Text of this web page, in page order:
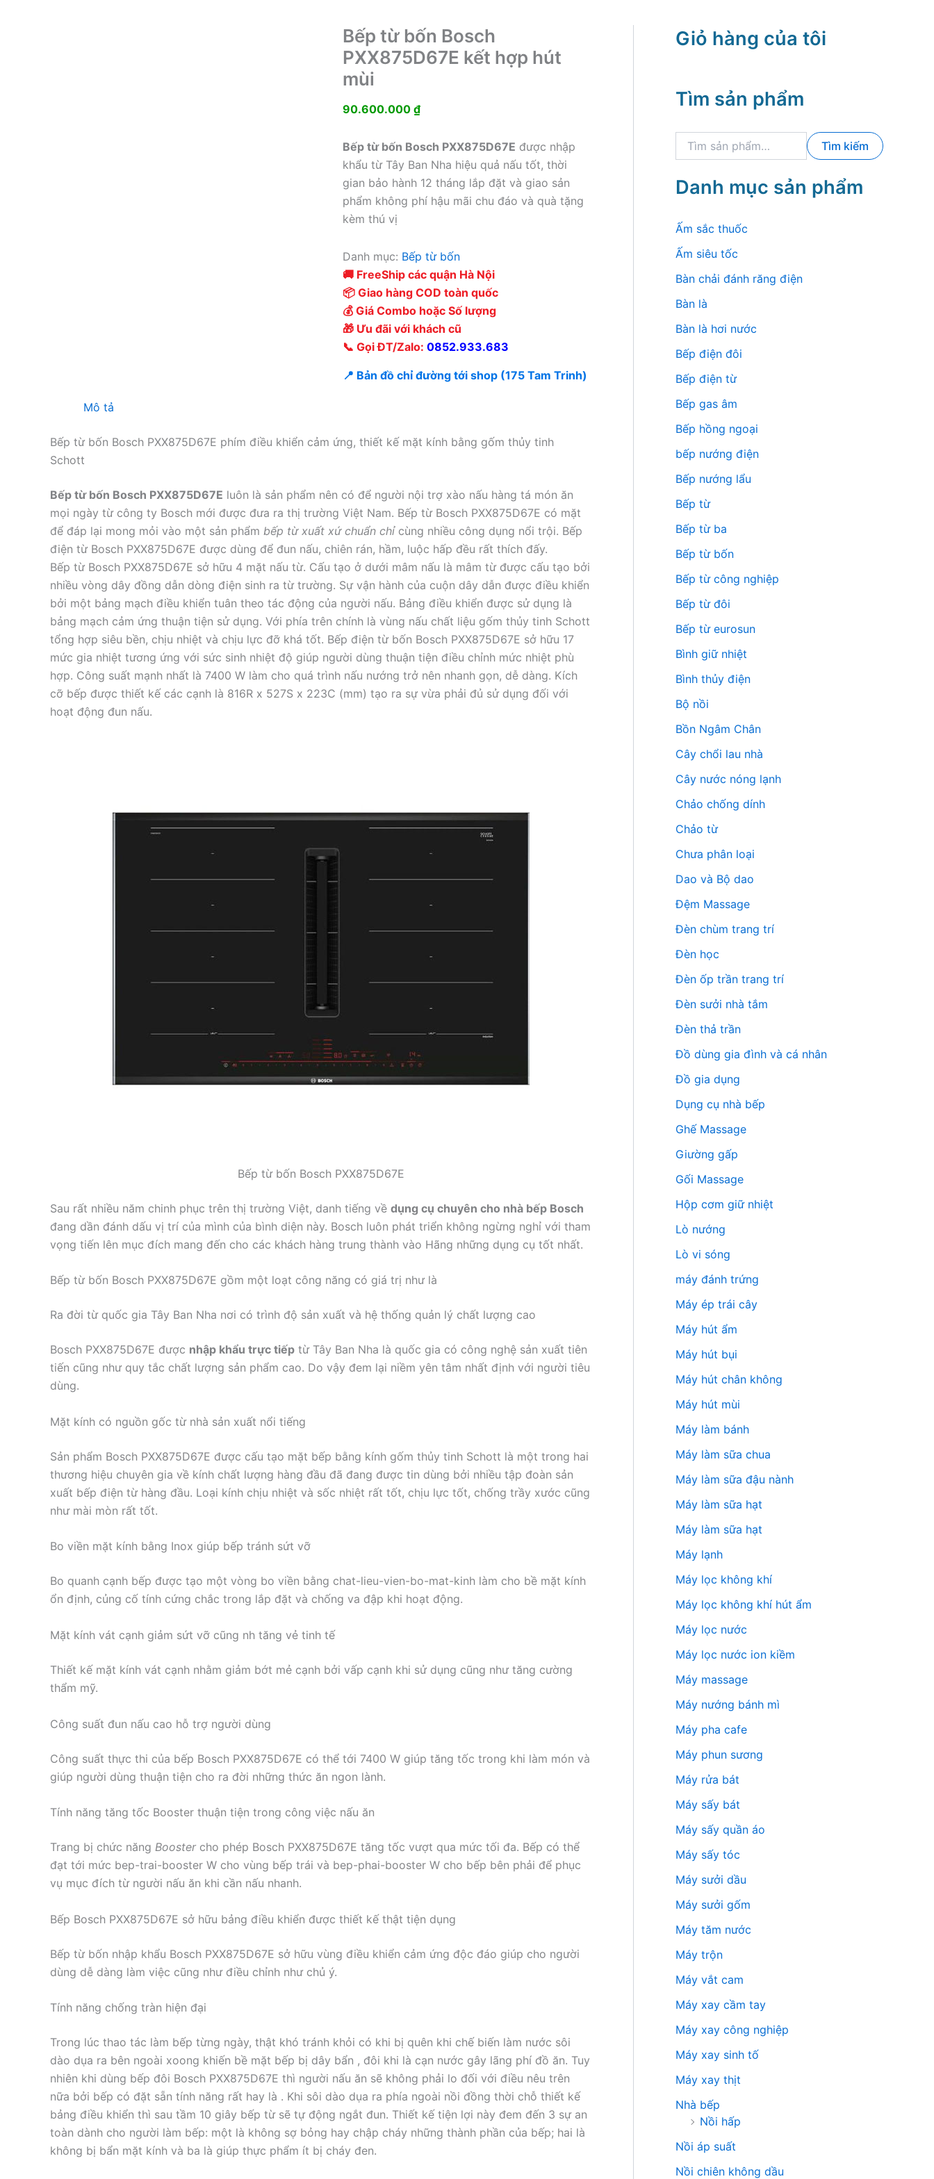
Bếp từ bốn Bosch
PXX875D67E kết hợp hút
mùi
90.600.000 ₫
Bếp từ bốn Bosch PXX875D67E được nhập
khẩu từ Tây Ban Nha hiệu quả nấu tốt, thời
gian bảo hành 12 tháng lắp đặt và giao sản
phẩm không phí hậu mãi chu đáo và quà tặng
kèm thú vị
Danh mục: Bếp từ bốn
🚚 FreeShip các quận Hà Nội
📦 Giao hàng COD toàn quốc
💰 Giá Combo hoặc Số lượng
🎁 Ưu đãi với khách cũ
📞 Gọi ĐT/Zalo: 0852.933.683
📍 Bản đồ chỉ đường tới shop (175 Tam Trinh)
Mô tả
Bếp từ bốn Bosch PXX875D67E phím điều khiển cảm ứng, thiết kế mặt kính bằng gốm thủy tinh
Schott
Bếp từ bốn Bosch PXX875D67E luôn là sản phẩm nên có để người nội trợ xào nấu hàng tá món ăn
mọi ngày từ công ty Bosch mới được đưa ra thị trường Việt Nam. Bếp từ Bosch PXX875D67E có mặt
để đáp lại mong mỏi vào một sản phẩm bếp từ xuất xứ chuẩn chỉcùng nhiều công dụng nổi trội. Bếp
điện từ Bosch PXX875D67E được dùng để đun nấu, chiên rán, hầm, luộc hấp đều rất thích đấy.
Bếp từ Bosch PXX875D67E sở hữu 4 mặt nấu từ. Cấu tạo ở dưới mâm nấu là mâm từ được cấu tạo bởi
nhiều vòng dây đồng dẫn dòng điện sinh ra từ trường. Sự vận hành của cuộn dây dẫn được điều khiển
bởi một bảng mạch điều khiển tuân theo tác động của người nấu. Bảng điều khiển được sử dụng là
bảng mạch cảm ứng thuận tiện sử dụng. Với phía trên chính là vùng nấu chất liệu gốm thủy tinh Schott
tổng hợp siêu bền, chịu nhiệt và chịu lực đỡ khá tốt. Bếp điện từ bốn Bosch PXX875D67E sở hữu 17
mức gia nhiệt tương ứng với sức sinh nhiệt độ giúp người dùng thuận tiện điều chỉnh mức nhiệt phù
hợp. Công suất mạnh nhất là 7400 W làm cho quá trình nấu nướng trở nên nhanh gọn, dễ dàng. Kích
cỡ bếp được thiết kế các cạnh là 816R x 527S x 223C (mm) tạo ra sự vừa phải đủ sử dụng đối với
hoạt động đun nấu.
Bếp từ bốn Bosch PXX875D67E
Sau rất nhiều năm chinh phục trên thị trường Việt, danh tiếng về dụng cụ chuyên cho nhà bếp Bosch
đang dần đánh dấu vị trí của mình của bình diện này. Bosch luôn phát triển không ngừng nghỉ với tham
vọng tiến lên mục đích mang đến cho các khách hàng trung thành vào Hãng những dụng cụ tốt nhất.
Bếp từ bốn Bosch PXX875D67E gồm một loạt công năng có giá trị như là
Ra đời từ quốc gia Tây Ban Nha nơi có trình độ sản xuất và hệ thống quản lý chất lượng cao
Bosch PXX875D67E được nhập khẩu trực tiếp từ Tây Ban Nha là quốc gia có công nghệ sản xuất tiên
tiến cũng như quy tắc chất lượng sản phẩm cao. Do vậy đem lại niềm yên tâm nhất định với người tiêu
dùng.
Mặt kính có nguồn gốc từ nhà sản xuất nổi tiếng
Sản phẩm Bosch PXX875D67E được cấu tạo mặt bếp bằng kính gốm thủy tinh Schott là một trong hai
thương hiệu chuyên gia về kính chất lượng hàng đầu đã đang được tin dùng bởi nhiều tập đoàn sản
xuất bếp điện từ hàng đầu. Loại kính chịu nhiệt và sốc nhiệt rất tốt, chịu lực tốt, chống trầy xước cũng
như mài mòn rất tốt.
Bo viền mặt kính bằng Inox giúp bếp tránh sứt vỡ
Bo quanh cạnh bếp được tạo một vòng bo viền bằng chat-lieu-vien-bo-mat-kinh làm cho bề mặt kính
ổn định, củng cố tính cứng chắc trong lắp đặt và chống va đập khi hoạt động.
Mặt kính vát cạnh giảm sứt vỡ cũng nh tăng vẻ tinh tế
Thiết kế mặt kính vát cạnh nhằm giảm bớt mẻ cạnh bởi vấp cạnh khi sử dụng cũng như tăng cường
thẩm mỹ.
Công suất đun nấu cao hỗ trợ người dùng
Công suất thực thi của bếp Bosch PXX875D67E có thể tới 7400 W giúp tăng tốc trong khi làm món và
giúp người dùng thuận tiện cho ra đời những thức ăn ngon lành.
Tính năng tăng tốc Booster thuận tiện trong công việc nấu ăn
Trang bị chức năng Boostercho phép Bosch PXX875D67E tăng tốc vượt qua mức tối đa. Bếp có thể
đạt tới mức bep-trai-booster W cho vùng bếp trái và bep-phai-booster W cho bếp bên phải để phục
vụ mục đích từ người nấu ăn khi cần nấu nhanh.
Bếp Bosch PXX875D67E sở hữu bảng điều khiển được thiết kế thật tiện dụng
Bếp từ bốn nhập khẩu Bosch PXX875D67E sở hữu vùng điều khiển cảm ứng độc đáo giúp cho người
dùng dễ dàng làm việc cũng như điều chỉnh như chủ ý.
Tính năng chống tràn hiện đại
Trong lúc thao tác làm bếp từng ngày, thật khó tránh khỏi có khi bị quên khi chế biến làm nước sôi
dào dụa ra bên ngoài xoong khiến bề mặt bếp bị dây bẩn , đôi khi là cạn nước gây lãng phí đồ ăn. Tuy
nhiên khi dùng bếp đôi Bosch PXX875D67E thì người nấu ăn sẽ không phải lo đối với điều nêu trên
nữa bởi bếp có đặt sẵn tính năng rất hay là . Khi sôi dào dụa ra phía ngoài nồi đồng thời chỗ thiết kế
bảng điều khiển thì sau tầm 10 giây bếp từ sẽ tự động ngắt đun. Thiết kế tiện lợi này đem đến 3 sự an
toàn dành cho người làm bếp: một là không sợ bỏng hay chập cháy những thành phần của bếp; hai là
không bị bẩn mặt kính và ba là giúp thực phẩm ít bị cháy đen.
Giỏ hàng của tôi
Tìm sản phẩm
k
m
:
Tìm kiếm
Danh mục sản phẩm
Ấm sắc thuốc
Ấm siêu tốc
Bàn chải đánh răng điện
Bàn là
Bàn là hơi nước
Bếp điện đôi
Bếp điện từ
Bếp gas âm
Bếp hồng ngoại
bếp nướng điện
Bếp nướng lẩu
Bếp từ
Bếp từ ba
Bếp từ bốn
Bếp từ công nghiệp
Bếp từ đôi
Bếp từ eurosun
Bình giữ nhiệt
Bình thủy điện
Bộ nồi
Bồn Ngâm Chân
Cây chổi lau nhà
Cây nước nóng lạnh
Chảo chống dính
Chảo từ
Chưa phân loại
Dao và Bộ dao
Đệm Massage
Đèn chùm trang trí
Đèn học
Đèn ốp trần trang trí
Đèn sưởi nhà tắm
Đèn thả trần
Đồ dùng gia đình và cá nhân
Đồ gia dụng
Dụng cụ nhà bếp
Ghế Massage
Giường gấp
Gối Massage
Hộp cơm giữ nhiệt
Lò nướng
Lò vi sóng
máy đánh trứng
Máy ép trái cây
Máy hút ẩm
Máy hút bụi
Máy hút chân không
Máy hút mùi
Máy làm bánh
Máy làm sữa chua
Máy làm sữa đậu nành
Máy làm sữa hạt
Máy làm sữa hạt
Máy lạnh
Máy lọc không khí
Máy lọc không khí hút ẩm
Máy lọc nước
Máy lọc nước ion kiềm
Máy massage
Máy nướng bánh mì
Máy pha cafe
Máy phun sương
Máy rửa bát
Máy sấy bát
Máy sấy quần áo
Máy sấy tóc
Máy sưởi dầu
Máy sưởi gốm
Máy tăm nước
Máy trộn
Máy vắt cam
Máy xay cầm tay
Máy xay công nghiệp
Máy xay sinh tố
Máy xay thịt
Nhà bếp
Nồi hấp
Nồi áp suất
Nồi chiên không dầu